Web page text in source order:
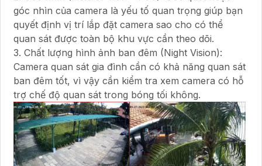
góc nhìn của camera là yếu tố quan trọng giúp bạn
quyết định vị trí lắp đặt camera sao cho có thể
quan sát được toàn bộ khu vực cần theo dõi.
3. Chất lượng hình ảnh ban đêm (Night Vision):
Camera quan sát gia đình cần có khả năng quan sát
ban đêm tốt, vì vậy cần kiểm tra xem camera có hỗ
trợ chế độ quan sát trong bóng tối không.